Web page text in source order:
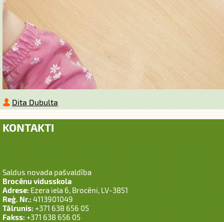
Dita Dubulta
KONTAKTI
Saldus novada pašvaldība
Brocēnu vidusskola
Adrese:Ezera iela 6, Brocēni, LV-3851
Reģ. Nr.:4113901049
Tālrunis:+371 638 656 05
Fakss:+371 638 656 05